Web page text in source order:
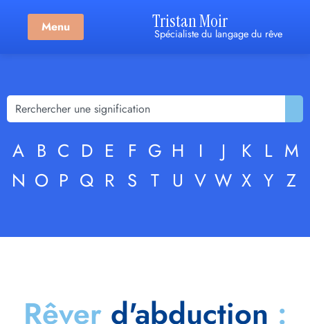
Menu Tristan Moir
Spécialiste du langage du rêve
A B C D E F G H I J K L M
N O P Q R S T U V W X Y Z
Rêver d'abduction :